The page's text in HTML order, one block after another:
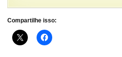
Compartilhe isso: